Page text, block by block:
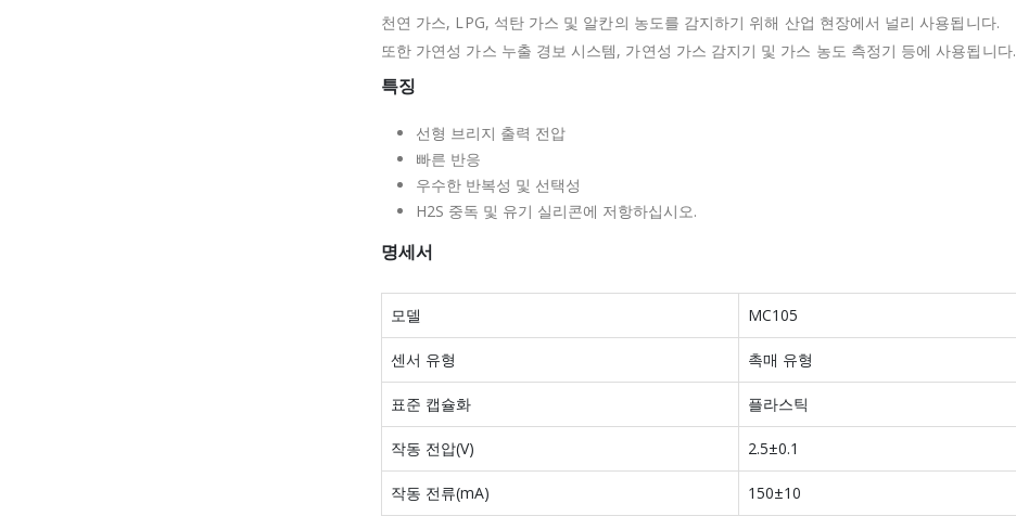
천연 가스, LPG, 석탄 가스 및 알칸의 농도를 감지하기 위해 산업 현장에서 널리 사용됩니다.
또한 가연성 가스 누출 경보 시스템, 가연성 가스 감지기 및 가스 농도 측정기 등에 사용됩니다.
특징
선형 브리지 출력 전압
빠른 반응
우수한 반복성 및 선택성
H2S 중독 및 유기 실리콘에 저항하십시오.
명세서
모델 MC105
센서 유형 촉매 유형
표준 캡슐화 플라스틱
작동 전압(V) 2.5±0.1
작동 전류(mA) 150±10